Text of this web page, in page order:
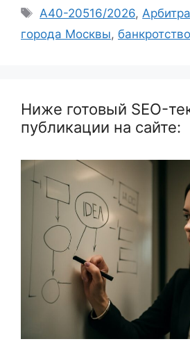
Метки
А40-20516/2026,
города Москвы, банкротство
Ниже готовый SEO-
публикации на сайте: